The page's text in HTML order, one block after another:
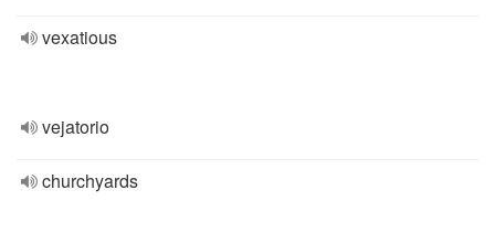
vexatious
vejatorio
churchyards